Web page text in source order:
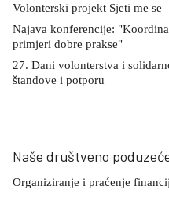
Volonterski projekt Sjeti me se
Najava konferencije:
primjeri dobre prakse"
27. Dani volonterstva i
štandove i potporu
Naše društveno
Organiziranje i praćenje